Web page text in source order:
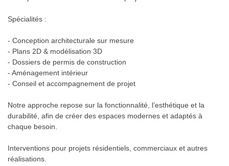
Spécialités :
- Conception architecturale sur mesure
- Plans 2D & modélisation 3D
- Dossiers de permis de construction
- Aménagement intérieur
- Conseil et accompagnement de projet
Notre approche repose sur la fonctionnalité, l’esthétique et la
durabilité, afin de créer des espaces modernes et adaptés à
chaque besoin.
Interventions pour projets résidentiels, commerciaux et autres
réalisations.